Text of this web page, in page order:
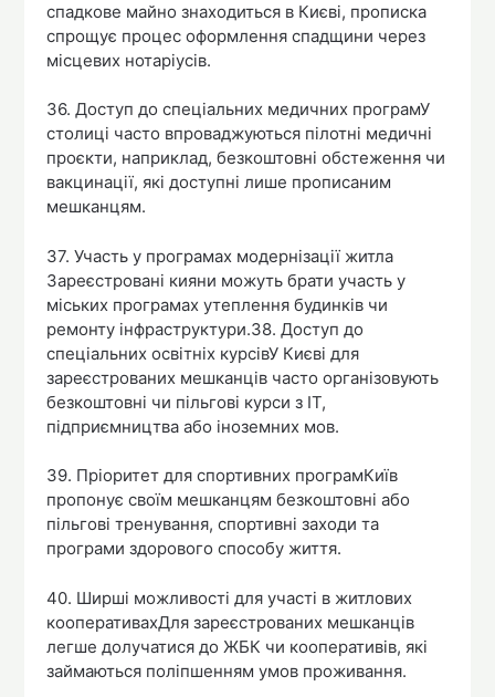
спадкове майно знаходиться в Києві, прописка
спрощує процес оформлення спадщини через
місцевих нотаріусів.
36. Доступ до спеціальних медичних програмУ
столиці часто впроваджуються пілотні медичні
проєкти, наприклад, безкоштовні обстеження чи
вакцинації, які доступні лише прописаним
мешканцям.
37. Участь у програмах модернізації житла
Зареєстровані кияни можуть брати участь у
міських програмах утеплення будинків чи
ремонту інфраструктури.38. Доступ до
спеціальних освітніх курсівУ Києві для
зареєстрованих мешканців часто організовують
безкоштовні чи пільгові курси з IT,
підприємництва або іноземних мов.
39. Пріоритет для спортивних програмКиїв
пропонує своїм мешканцям безкоштовні або
пільгові тренування, спортивні заходи та
програми здорового способу життя.
40. Ширші можливості для участі в житлових
кооперативахДля зареєстрованих мешканців
легше долучатися до ЖБК чи кооперативів, які
займаються поліпшенням умов проживання.